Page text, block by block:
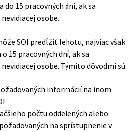
15 pracovných dní, ak sa
osobe.
SOI predĺžiť lehotu, najviac však
15 pracovných dní, ak sa
osobe. Týmito dôvodmi sú:
informácií na inom
počtu oddelených alebo
na sprístupnenie v